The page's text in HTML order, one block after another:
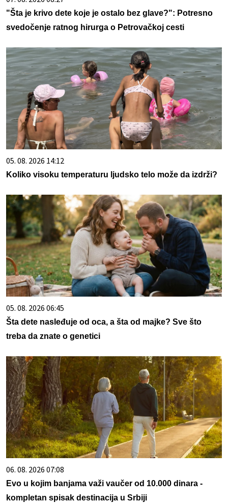
"Šta je krivo dete koje je ostalo bez glave?": Potresno
svedočenje ratnog hirurga o Petrovačkoj cesti
05. 08. 2026 14:12
Koliko visoku temperaturu ljudsko telo može da izdrži?
05. 08. 2026 06:45
Šta dete nasleđuje od oca, a šta od majke? Sve što
treba da znate o genetici
06. 08. 2026 07:08
Evo u kojim banjama važi vaučer od 10.000 dinara -
kompletan spisak destinacija u Srbiji